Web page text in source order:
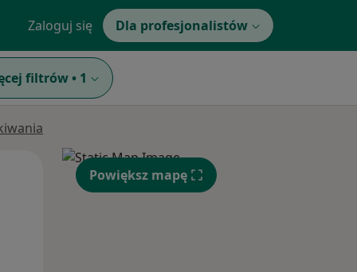
Zaloguj się Dla profesjonalistów
filtrów • 1
Śr, Czw,
Powiększ mapę